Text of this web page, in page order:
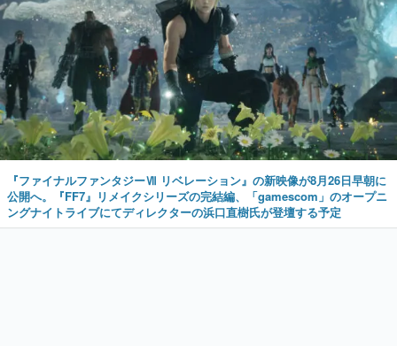
『ファイナルファンタジーⅦ リベレーション』の新映像が8月26日早朝に
公開へ。『FF7』リメイクシリーズの完結編、「gamescom」のオープニ
ングナイトライブにてディレクターの浜口直樹氏が登壇する予定